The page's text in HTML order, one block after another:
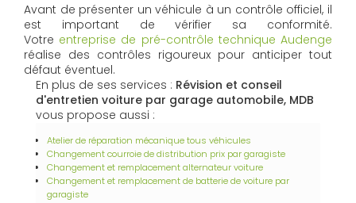
Avant de présenter un véhicule à un contrôle officiel, il
est important de vérifier sa conformité.
Votre entreprise de pré-contrôle technique Audenge
réalise des contrôles rigoureux pour anticiper tout
défaut éventuel.
En plus de ses services : Révision et conseil
d'entretien voiture par garage automobile, MDB
vous propose aussi :
Atelier de réparation mécanique tous véhicules
Changement courroie de distribution prix par garagiste
Changement et remplacement alternateur voiture
Changement et remplacement de batterie de voiture par
garagiste